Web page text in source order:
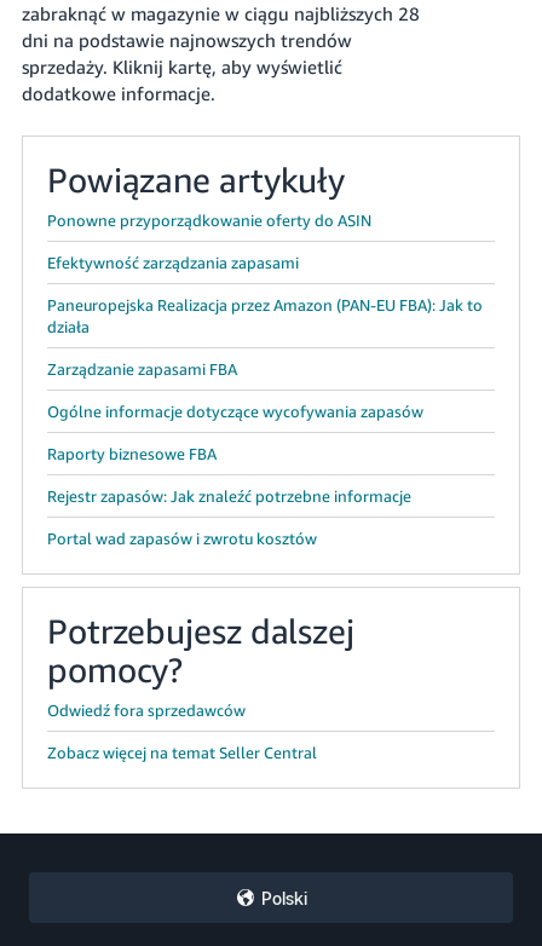
zabraknąć w magazynie w ciągu najbliższych 28
dni na podstawie najnowszych trendów
sprzedaży. Kliknij kartę, aby wyświetlić
dodatkowe informacje.
Powiązane artykuły
Ponowne przyporządkowanie oferty do ASIN
Efektywność zarządzania zapasami
Paneuropejska Realizacja przez Amazon (PAN-EU FBA): Jak to
działa
Zarządzanie zapasami FBA
Ogólne informacje dotyczące wycofywania zapasów
Raporty biznesowe FBA
Rejestr zapasów: Jak znaleźć potrzebne informacje
Portal wad zapasów i zwrotu kosztów
Potrzebujesz dalszej
pomocy?
Odwiedź fora sprzedawców
Zobacz więcej na temat Seller Central
Polski